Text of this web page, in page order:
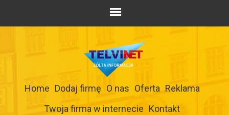
Home Dodaj firmę O nas Oferta Reklama
Twoja firma w internecie Kontakt